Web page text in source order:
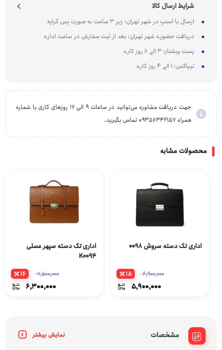
شرایط ارسال کالا
ارسال با اسنپ در شهر تهران: زیر 3 ساعت به صورت پس کرایه
دریافت حضوری شهر تهران: بعد از ثبت سفارش در ساعت اداری
پست پیشتاز: 3 الی 6 روز کاری
تیپاکس: 1 الی 4 روز کاری
جهت دریافت مشاوره می‌توانید در ساعات 9 الی 17 روزهای کاری با شماره
همراه 09356342157 تماس بگیرید.
محصولات مشابه
اداری تک دسته سروش 0098
6,900,000
5,900,000
15
اداری تک دسته سپهر عسلی
K0094
7,500,000
6,300,000
16
مشخصات نمایش بیشتر